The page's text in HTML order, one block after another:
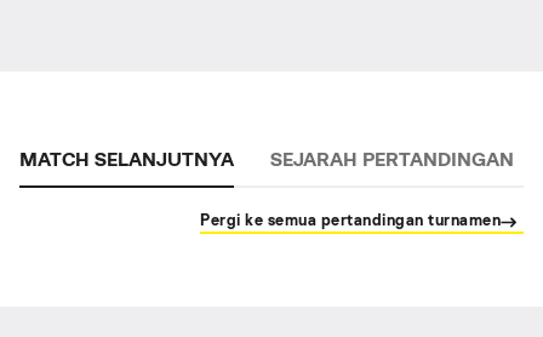
MATCH SELANJUTNYA SEJARAH PERTANDINGAN
Pergi ke semua pertandingan turnamen